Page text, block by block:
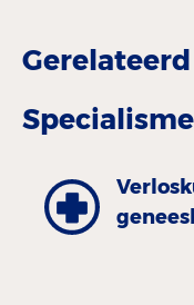
Gerelateerd